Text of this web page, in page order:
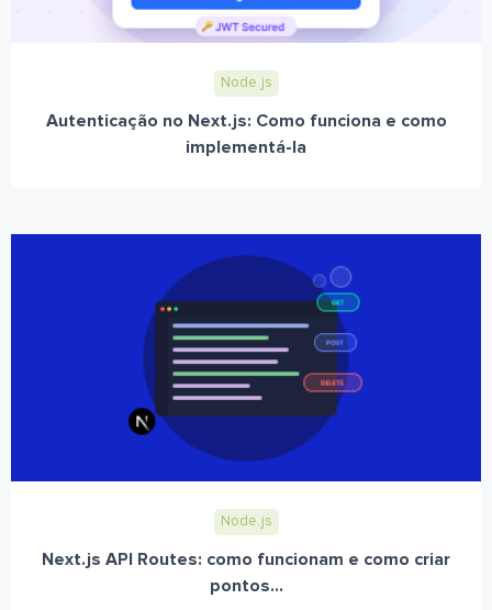
Node.js
Autenticação no Next.js: Como funciona e como
implementá-la
Node.js
Next.js API Routes: como funcionam e como criar
pontos...